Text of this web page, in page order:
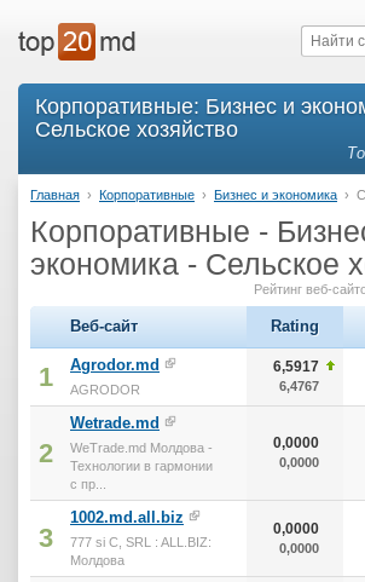
Корпоративные: Бизнес и
Сельское хозяйство
Главная › Корпоративные › Бизнес и экономика ›
Корпоративные -
экономика - Сельское
Рейтинг веб-
Веб-сайт Rating
1 Agrodor.md
AGRODOR
6,5917
6,4767
2
Wetrade.md
WeTrade.md Молдова -
Технологии в гармонии
с пр...
0,0000
0,0000
3
1002.md.all.biz
777 si C, SRL : ALL.BIZ:
Молдова
0,0000
0,0000